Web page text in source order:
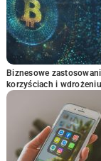
Biznesowe
korzyściach i wdrożeniu